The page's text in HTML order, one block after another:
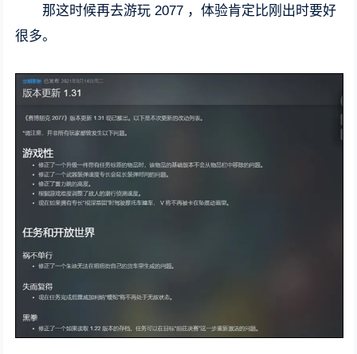
那这时候再去游玩 2077 ，体验肯定比刚出时要好
很多。